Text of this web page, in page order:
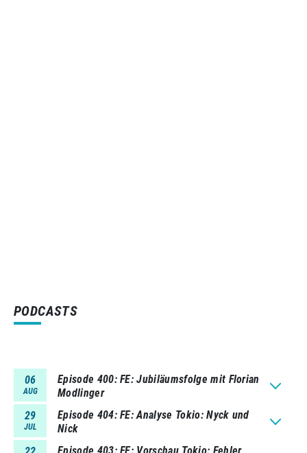
PODCASTS
06
AUG
Episode 400 FE: Jubiläumsfolge mit Florian
Modlinger
29
JUL
Episode 404 FE: Analyse Tokio: Nyck und
Nick